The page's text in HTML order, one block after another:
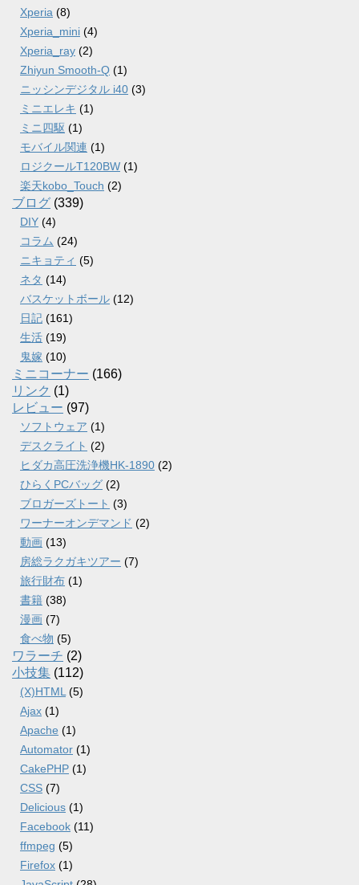
Xperia (8)
Xperia_mini (4)
Xperia_ray (2)
Zhiyun Smooth-Q (1)
ニッシンデジタル i40 (3)
ミニエレキ (1)
ミニ四駆 (1)
モバイル関連 (1)
ロジクールT120BW (1)
楽天kobo_Touch (2)
ブログ (339)
DIY (4)
コラム (24)
ニキョティ (5)
ネタ (14)
バスケットボール (12)
日記 (161)
生活 (19)
鬼嫁 (10)
ミニコーナー (166)
リンク (1)
レビュー (97)
ソフトウェア (1)
デスクライト (2)
ヒダカ高圧洗浄機HK-1890 (2)
ひらくPCバッグ (2)
ブロガーズトート (3)
ワーナーオンデマンド (2)
動画 (13)
房総ラクガキツアー (7)
旅行財布 (1)
書籍 (38)
漫画 (7)
食べ物 (5)
ワラーチ (2)
小技集 (112)
(X)HTML (5)
Ajax (1)
Apache (1)
Automator (1)
CakePHP (1)
CSS (7)
Delicious (1)
Facebook (11)
ffmpeg (5)
Firefox (1)